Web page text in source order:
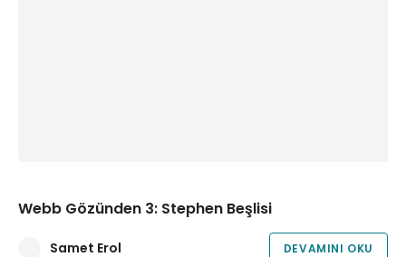
Webb Gözünden 3: Stephen Beşlisi
Samet Erol DEVAMINI OKU